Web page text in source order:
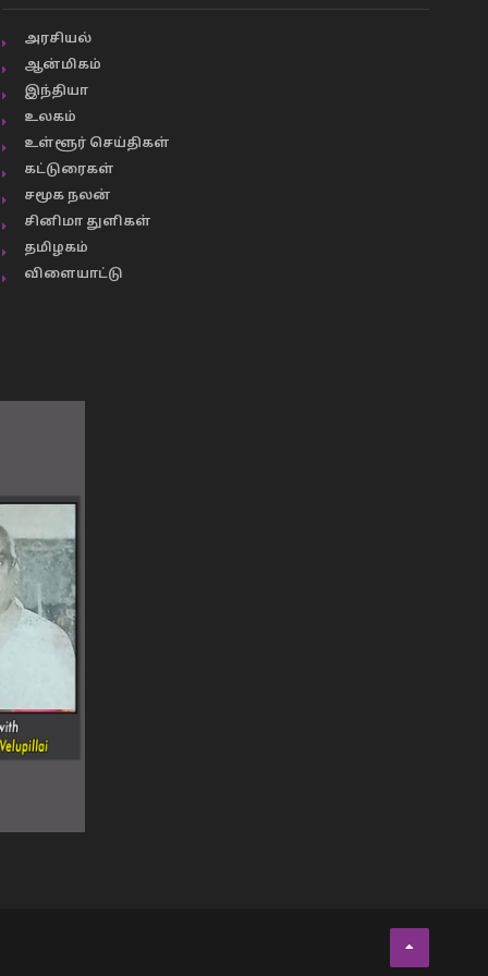
அரசியல்
ஆன்மிகம்
இந்தியா
உலகம்
உள்ளூர் செய்திகள்
கட்டுரைகள்
சமூக நலன்
சினிமா துளிகள்
தமிழகம்
விளையாட்டு